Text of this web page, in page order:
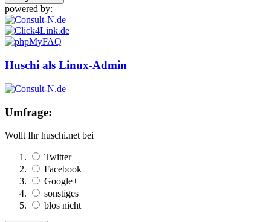
powered by:
Huschi als Linux-Admin
Umfrage:
Wollt Ihr huschi.net bei
Twitter
Facebook
Google+
sonstiges
blos nicht